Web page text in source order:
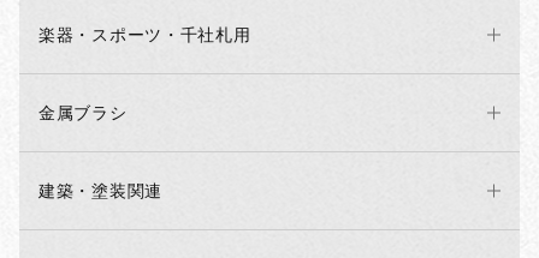
楽器・スポーツ・千社札用
金属ブラシ
建築・塗装関連